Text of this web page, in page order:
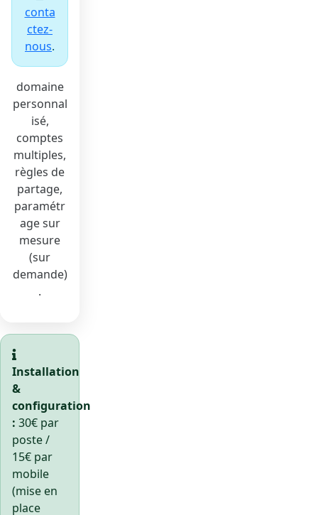
conta
ctez-
nous.
domaine
personnal
isé,
comptes
multiples,
règles de
partage,
paramétr
age sur
mesure
(sur
demande)
.
Installation
&
configuration
: 30€ par
poste /
15€ par
mobile
(mise en
place